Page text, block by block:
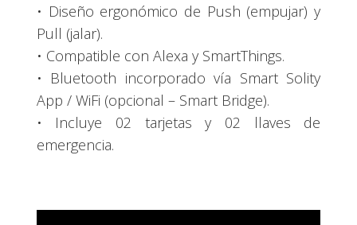
• Diseño ergonómico de Push (empujar) y
Pull (jalar).
• Compatible con Alexa y SmartThings.
• Bluetooth incorporado vía Smart Solity
App / WiFi (opcional – Smart Bridge).
• Incluye 02 tarjetas y 02 llaves de
emergencia.